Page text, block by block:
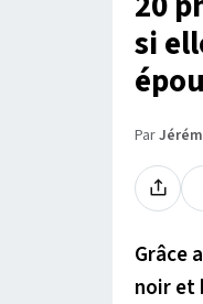
si
Par
Grâce
noir et